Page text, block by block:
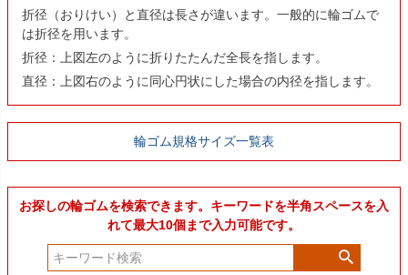
折径（おりけい）と直径は長さが違います。一般的に輪ゴムで
は折径を用います。
折径：上図左のように折りたたんだ全長を指します。
直径：上図右のように同心円状にした場合の内径を指します。
輪ゴム規格サイズ一覧表
お探しの輪ゴムを検索できます。キーワードを半角スペースを入
れて最大10個まで入力可能です。